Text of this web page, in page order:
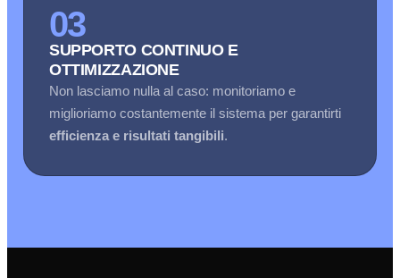
03
SUPPORTO CONTINUO E
OTTIMIZZAZIONE
Non lasciamo nulla al caso: monitoriamo e
miglioriamo costantemente il sistema per garantirti
efficienza e risultati tangibili.